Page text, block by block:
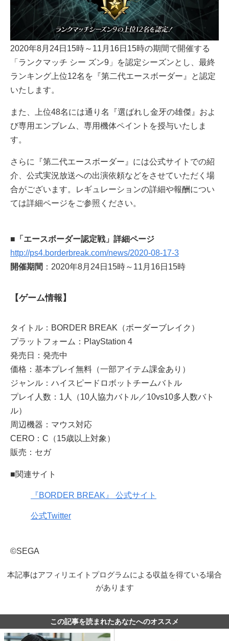
2020年8月24日15時～11月16日15時の期間で開催する
「ランクマッチ シー ズン9」を認定シーズンとし、最終
ランキング上位12名を『第二代エースボーダー』と認定
いたします。
また、上位48名には通り名『選ばれし金牙の雄傑』およ
び専用エンブレム、専用機体ペイントを授与いたしま
す。
さらに『第二代エースボーダー』には公式サイトでの紹
介、公式実況放送への出演依頼などをさせていただく場
合がございます。レギュレーションの詳細や報酬につい
ては詳細ページをご参照ください。
■「エースボーダー認定戦」詳細ページ
http://ps4.borderbreak.com/news/2020-08-17-3
開催期間 ：2020年8月24日15時～11月16日15時
【ゲーム情報】
タイトル：BORDER BREAK（ボーダーブレイク）
プラットフォーム：PlayStation 4
発売日：発売中
価格：基本プレイ無料（一部アイテム課金あり）
ジャンル：ハイスピードロボットチームバトル
プレイ人数：1人（10人協力バトル／10vs10多人数バト
ル）
周辺機器：マウス対応
CERO：C（15歳以上対象）
販売：セガ
■関連サイト
『BORDER BREAK』 公式サイト
公式Twitter
©SEGA
本記事はアフィリエイトプログラムによる収益を得ている場合
があります
この記事を読まれたあなたへのオススメ